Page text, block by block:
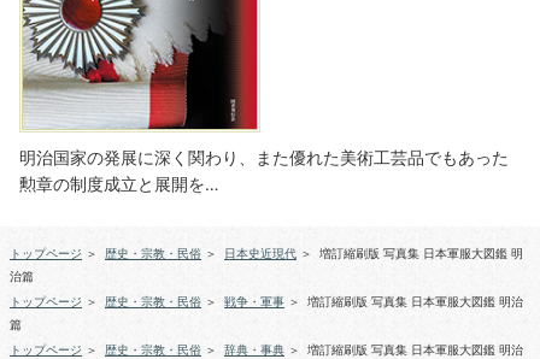
明治国家の発展に深く関わり、また優れた美術工芸品でもあった
勲章の制度成立と展開を…
トップページ ＞ 歴史・宗教・民俗 ＞ 日本史近現代 ＞
増訂縮刷版 写真集 日本軍服大図鑑 明
治篇
トップページ ＞ 歴史・宗教・民俗 ＞ 戦争・軍事 ＞
増訂縮刷版 写真集 日本軍服大図鑑 明治
篇
トップページ ＞ 歴史・宗教・民俗 ＞ 辞典・事典 ＞
増訂縮刷版 写真集 日本軍服大図鑑 明治